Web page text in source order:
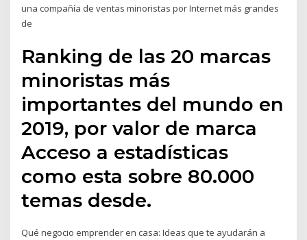
una compañía de ventas minoristas por Internet más grandes
de
Ranking de las 20 marcas
minoristas más
importantes del mundo en
2019, por valor de marca
Acceso a estadísticas
como esta sobre 80.000
temas desde.
Qué negocio emprender en casa: Ideas que te ayudarán a